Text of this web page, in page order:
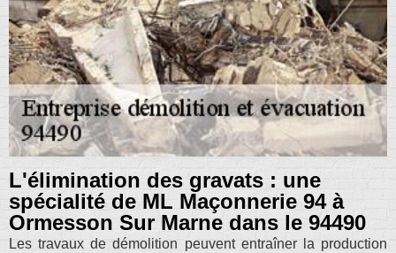
L'élimination des gravats : une
spécialité de ML Maçonnerie 94 à
Ormesson Sur Marne dans le 94490
Les travaux de démolition peuvent entraîner la production